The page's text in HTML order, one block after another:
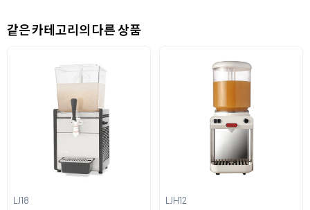
같은 카테고리의 다른 상품
LJ18
LJH12